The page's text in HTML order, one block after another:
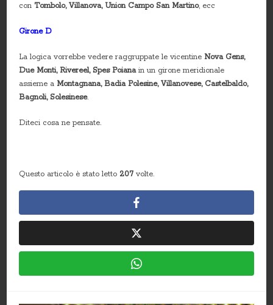
con Tombolo, Villanova, Union Campo San Martino, ecc
Girone D
La logica vorrebbe vedere raggruppate le vicentineNova Gens,
Due Monti, Rivereel, Spes Poianain un girone meridionale
assieme a Montagnana, Badia Polesine, Villanovese, Castelbaldo,
Bagnoli, Solesinese.
Diteci cosa ne pensate.
Questo articolo è stato letto 207 volte.